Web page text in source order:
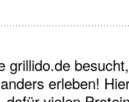
grillido.de
erleben!